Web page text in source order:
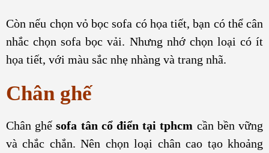
Còn nếu chọn vỏ bọc sofa có họa tiết, bạn có thể cân
nhắc chọn sofa bọc vải. Nhưng nhớ chọn loại có ít
họa tiết, với màu sắc nhẹ nhàng và trang nhã.
Chân ghế
Chân ghếsofa tân cổ điển tại tphcm cần bền vững
và chắc chắn. Nên chọn loại chân cao tạo khoảng